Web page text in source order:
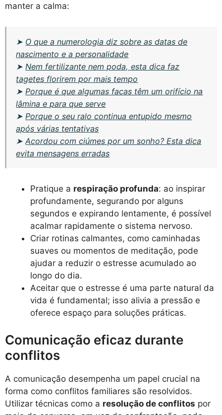
manter a calma:
➤ O que a numerologia diz sobre as datas de
nascimento e a personalidade
➤ Nem fertilizante nem poda, esta dica faz
tagetes florirem por mais tempo
➤ Porque é que algumas facas têm um orifício na
lâmina e para que serve
➤ Porque o seu ralo continua entupido mesmo
após várias tentativas
➤Acordou com ciúmes por um sonho? Esta dica
evita mensagens erradas
Pratique a respiração profunda: ao inspirar
profundamente, segurando por alguns
segundos e expirando lentamente, é possível
acalmar rapidamente o sistema nervoso.
Criar rotinas calmantes, como caminhadas
suaves ou momentos de meditação, pode
ajudar a reduzir o estresse acumulado ao
longo do dia.
Aceitar que o estresse é uma parte natural da
vida é fundamental; isso alivia a pressão e
oferece espaço para soluções práticas.
Comunicação eficaz durante
conflitos
A comunicação desempenha um papel crucial na
forma como conflitos familiares são resolvidos.
Utilizar técnicas como a resolução de conflitos por